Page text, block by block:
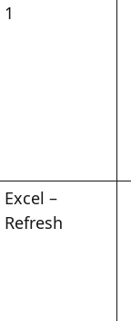
1
Excel –
Refresh